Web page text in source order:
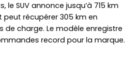
le SUV annonce jusqu’à 715 km
peut récupérer 305 km en
de charge. Le modèle enregistre
record pour la marque.